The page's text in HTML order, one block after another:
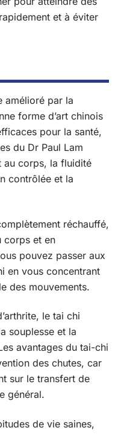
et à éviter
amélioré par la
forme d’art chinois
pour la santé,
du Dr Paul Lam
au corps, la fluidité
contrôlée et la
réchauffé,
corps et en
pouvez passer aux
en vous concentrant
des mouvements.
le tai chi
souplesse et la
avantages du tai-chi
des chutes, car
sur le transfert de
général.
de vie saines,